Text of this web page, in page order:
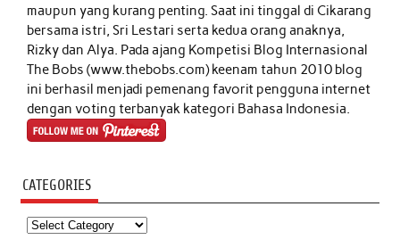
maupun yang kurang penting. Saat ini tinggal di Cikarang
bersama istri, Sri Lestari serta kedua orang anaknya,
Rizky dan Alya. Pada ajang Kompetisi Blog Internasional
The Bobs (www.thebobs.com) keenam tahun 2010 blog
ini berhasil menjadi pemenang favorit pengguna internet
dengan voting terbanyak kategori Bahasa Indonesia.
CATEGORIES
Categories